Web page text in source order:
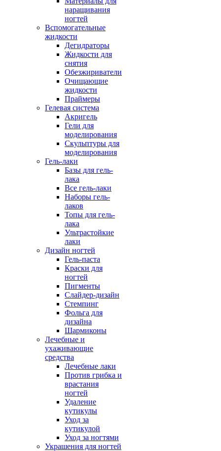
наращивания
ногтей
Вспомогательные
жидкости
Дегидраторы
Жидкости для
снятия
Обезжириватели
Очищающие
жидкости
Праймеры
Гелевая система
Акригель
Гели для
моделирования
Скульптуры для
моделирования
Гель-лаки
Базы для гель-
лака
Все гель-лаки
Наборы гель-
лаков
Топы для гель-
лака
Ультрастойкие
лаки
Дизайн ногтей
Гель-паста
Краски для
ногтей
Пигменты
Слайдер-дизайн
Стемпинг
Фольга для
дизайна
Шармиконы
Лечебные и
ухаживающие
средства
Лечебные лаки
Против грибка и
врастания
ногтей
Удаление
кутикулы
Уход за
кутикулой
Уход за ногтями
Украшения для ногтей